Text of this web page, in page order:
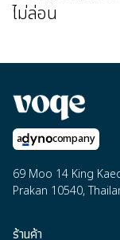
ไม่ล่อน
a company
69 Moo 14 King
Prakan 10540,
ร้านค้า